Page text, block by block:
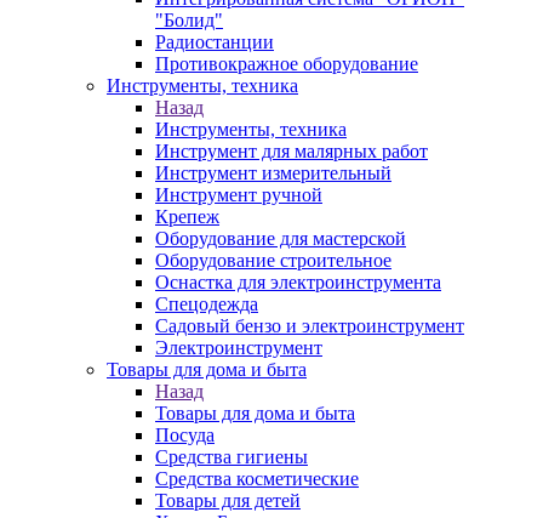
"Болид"
Радиостанции
Противокражное оборудование
Инструменты, техника
Назад
Инструменты, техника
Инструмент для малярных работ
Инструмент измерительный
Инструмент ручной
Крепеж
Оборудование для мастерской
Оборудование строительное
Оснастка для электроинструмента
Спецодежда
Садовый бензо и электроинструмент
Электроинструмент
Товары для дома и быта
Назад
Товары для дома и быта
Посуда
Средства гигиены
Средства косметические
Товары для детей